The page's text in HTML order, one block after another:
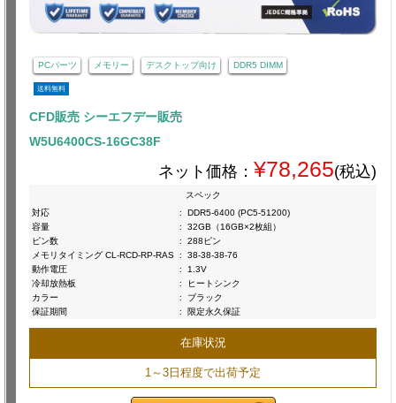
PCパーツ メモリー デスクトップ向け DDR5 DIMM
送料無料
CFD販売 シーエフデー販売
W5U6400CS-16GC38F
ネット価格： ¥78,265(税込)
スペック
対応
:
DDR5-6400 (PC5-51200)
容量
:
32GB（16GB×2枚組）
ピン数
:
288ピン
メモリタイミング CL-RCD-RP-RAS :
38-38-38-76
動作電圧
:
1.3V
冷却放熱板
:
ヒートシンク
カラー
:
ブラック
保証期間
: 限定永久保証
在庫状況
1～3日程度で出荷予定